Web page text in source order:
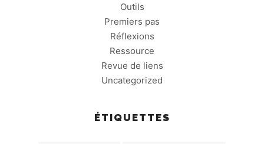
Outils
Premiers pas
Réflexions
Ressource
Revue de liens
Uncategorized
ÉTIQUETTES